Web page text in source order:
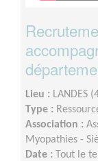
Lieu : LANDES
Type :
Association :
Myopathies -
Date :
Tout le